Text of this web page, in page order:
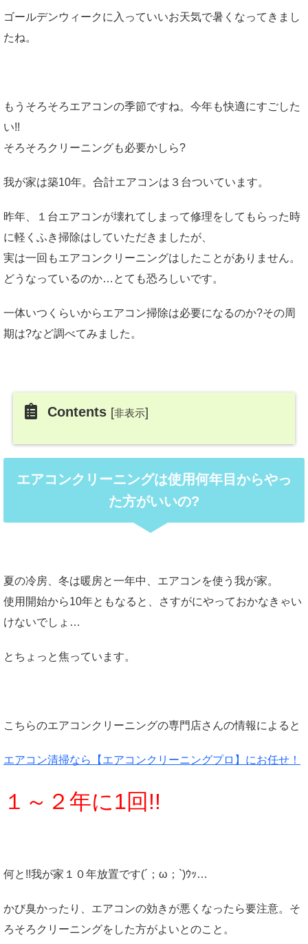
ゴールデンウィークに入っていいお天気で暑くなってきまし
たね。
もうそろそろエアコンの季節ですね。今年も快適にすごした
い!!
そろそろクリーニングも必要かしら?
我が家は築10年。合計エアコンは３台ついています。
昨年、１台エアコンが壊れてしまって修理をしてもらった時
に軽くふき掃除はしていただきましたが、
実は一回もエアコンクリーニングはしたことがありません。
どうなっているのか…とても恐ろしいです。
一体いつくらいからエアコン掃除は必要になるのか?その周
期は?など調べてみました。
Contents [非表示]
エアコンクリーニングは使用何年目からやっ
た方がいいの?
夏の冷房、冬は暖房と一年中、エアコンを使う我が家。
使用開始から10年ともなると、さすがにやっておかなきゃい
けないでしょ…
とちょっと焦っています。
こちらのエアコンクリーニングの専門店さんの情報によると
エアコン清掃なら【エアコンクリーニングプロ】にお任せ！
１～２年に1回!!
何と!!我が家１０年放置です(´；ω；`)ｳｯ…
かび臭かったり、エアコンの効きが悪くなったら要注意。そ
ろそろクリーニングをした方がよいとのこと。